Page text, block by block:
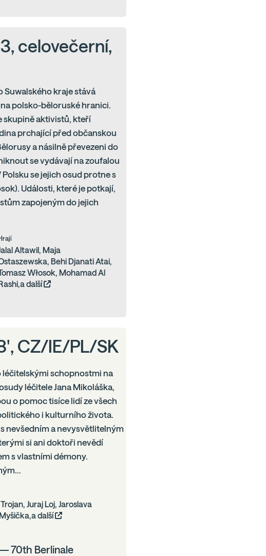
celovečerní,
Suwalského kraje stává
polsko-běloruské hranici.
skupině aktivistů, kteří
prchající před občanskou
a násilně převezeni do
se vydávají na zoufalou
se jejich osud protne s
Události, které je potkají,
zapojeným do jejich
Altawil, Maja
Behi Djanati Atai,
Włosok, Mohamad Al
další
CZ/IE/PL/SK
schopnostmi na
léčitele Jana Mikoláška,
o pomoc tisíce lidí ze všech
i kulturního života.
nevšedním a nevysvětlitelným
si ani doktoři nevědí
s vlastními démony.
Juraj Loj, Jaroslava
další
70th Berlinale